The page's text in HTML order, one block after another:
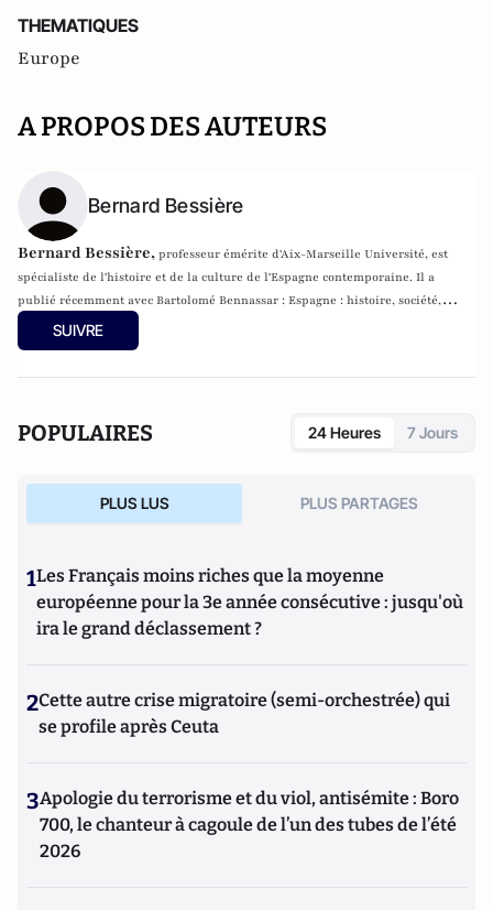
THEMATIQUES
Europe
A PROPOS DES AUTEURS
Bernard Bessière
Bernard Bessière, professeur émérite d'Aix-Marseille Université, est
spécialiste de l'histoire et de la culture de l'Espagne contemporaine. Il a
publié récemment avec Bartolomé Bennassar : Espagne : histoire, société,
culture, Paris, La Découverte, 2017,[3e édition mise à jour]
SUIVRE
POPULAIRES 24 Heures 7 Jours
PLUS LUS PLUS PARTAGES
1Les Français moins riches que la moyenne
européenne pour la 3e année consécutive : jusqu'où
ira le grand déclassement ?
2Cette autre crise migratoire (semi-orchestrée) qui
se profile après Ceuta
3Apologie du terrorisme et du viol, antisémite : Boro
700, le chanteur à cagoule de l’un des tubes de l’été
2026